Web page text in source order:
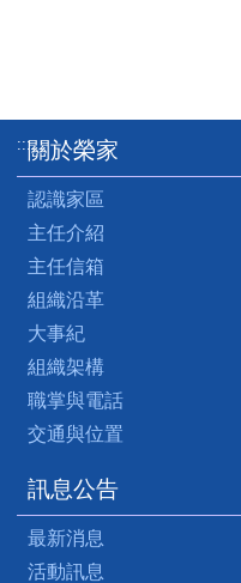
:::關於榮家
認識家區
主任介紹
主任信箱
組織沿革
大事紀
組織架構
職掌與電話
交通與位置
訊息公告
最新消息
活動訊息